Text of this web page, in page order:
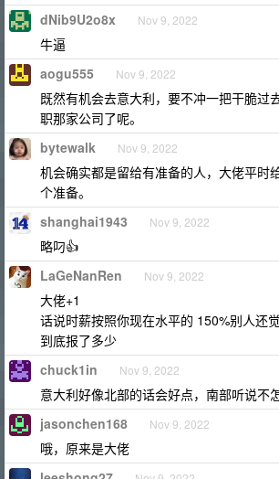
dNib9U2o8x Nov 9, 2022
牛逼
aogu555 Nov 9, 2022
既然有机会去意大利，要不冲一把干脆过
职那家公司了呢。
bytewalk Nov 9, 2022
机会确实都是留给有准备的人，大佬平时
个准备。
shanghai1943 Nov 9, 2022
略叼👍
LaGeNanRen Nov 9, 2022
大佬+1
话说时薪按照你现在水平的 150%别人还
到底报了多少
chuck1in Nov 9, 2022
意大利好像北部的话会好点，南部听说不
jasonchen168 Nov 9, 2022
哦，原来是大佬